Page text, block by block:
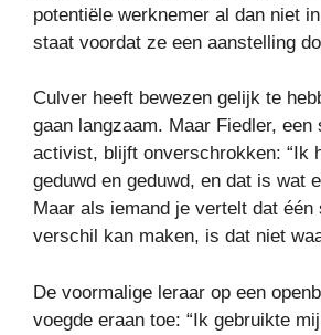
potentiële werknemer al dan niet
staat voordat ze een aanstelling
Culver heeft bewezen gelijk te
gaan langzaam. Maar Fiedler, een
activist, blijft onverschrokken: “Ik
geduwd en geduwd, en dat is wat
Maar als iemand je vertelt dat één
verschil kan maken, is dat niet
De voormalige leraar op een
voegde eraan toe: “Ik gebruikte